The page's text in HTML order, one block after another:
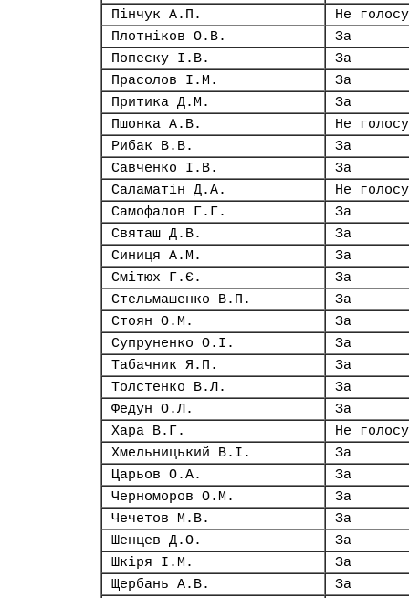
Пінчук А.П.
Не
Плотніков О.В.
За
Попеску І.В.
За
Прасолов І.М.
За
Притика Д.М.
За
Пшонка А.В.
Не
Рибак В.В.
За
Савченко І.В.
За
Саламатін Д.А.
Не
Самофалов Г.Г.
За
Святаш Д.В.
За
Синиця А.М.
За
Смітюх Г.Є.
За
Стельмашенко В.П.
За
Стоян О.М.
За
Супруненко О.І.
За
Табачник Я.П.
За
Толстенко В.Л.
За
Федун О.Л.
За
Хара В.Г.
Не
Хмельницький В.І.
За
Царьов О.А.
За
Черноморов О.М.
За
Чечетов М.В.
За
Шенцев Д.О.
За
Шкіря І.М.
За
Щербань А.В.
За